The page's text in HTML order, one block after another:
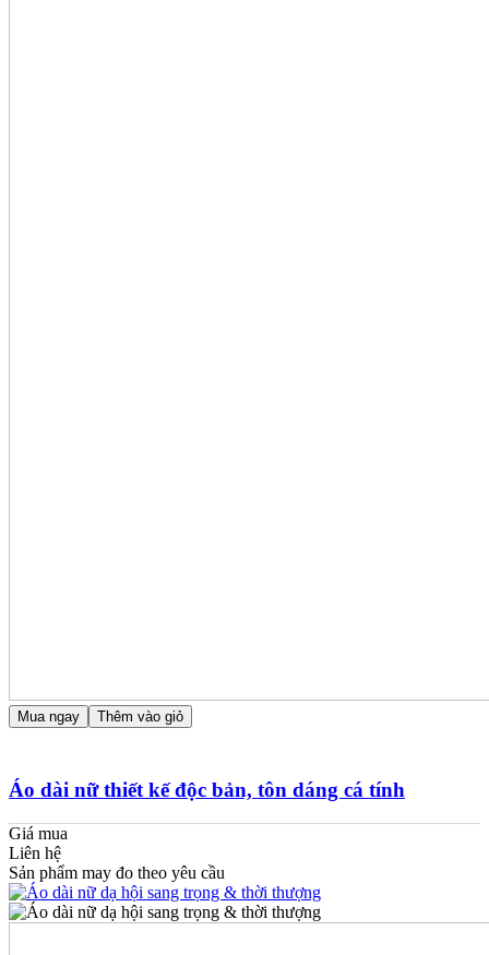
Mua ngay Thêm vào giỏ
Áo dài nữ thiết kế độc bản, tôn dáng cá tính
Giá mua
Liên hệ
Sản phẩm may đo theo yêu cầu